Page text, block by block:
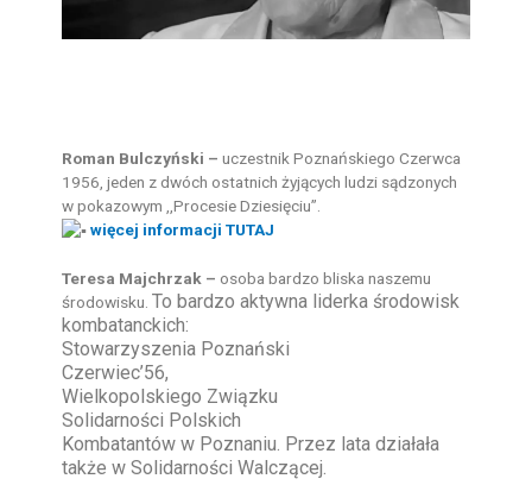
Roman Bulczyński – uczestnik Poznańskiego Czerwca
1956, jeden z dwóch ostatnich żyjących ludzi sądzonych
w pokazowym ,,Procesie Dziesięciu”.
więcej informacji TUTAJ
Teresa Majchrzak –osoba bardzo bliska naszemu
środowisku.To bardzo aktywna liderka środowisk
kombatanckich:
Stowarzyszenia Poznański
Czerwiec’56,
Wielkopolskiego Związku
Solidarności Polskich
Kombatantów w Poznaniu. Przez lata działała
także w Solidarności Walczącej.